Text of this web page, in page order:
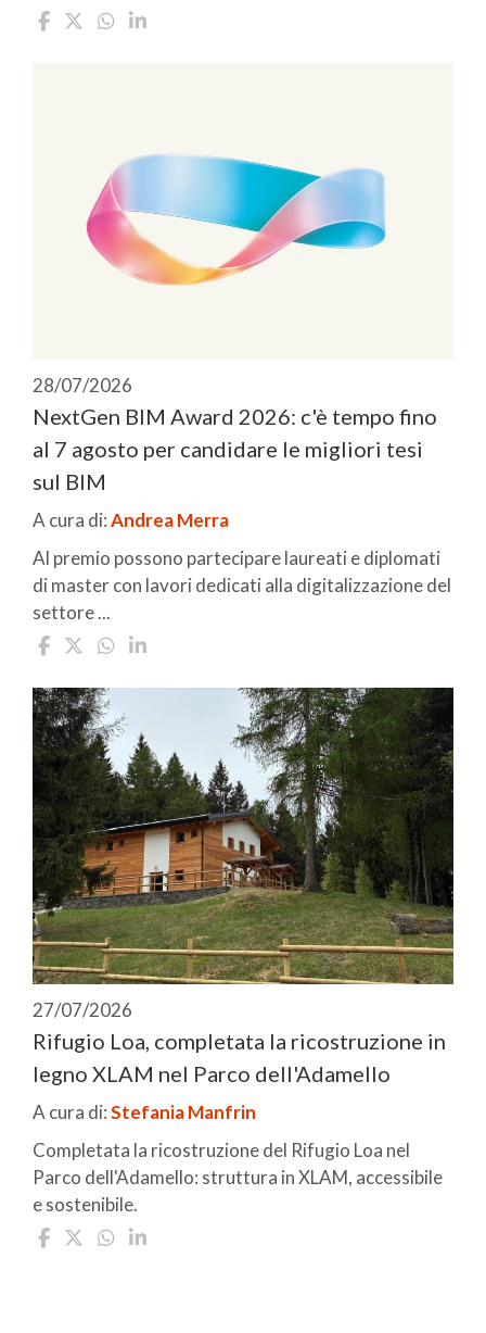
28/07/2026
NextGen BIM Award 2026: c'è tempo fino
al 7 agosto per candidare le migliori tesi
sul BIM
A cura di:Andrea Merra
Al premio possono partecipare laureati e diplomati
di master con lavori dedicati alla digitalizzazione del
settore ...
27/07/2026
Rifugio Loa, completata la ricostruzione in
legno XLAM nel Parco dell'Adamello
A cura di:Stefania Manfrin
Completata la ricostruzione del Rifugio Loa nel
Parco dell'Adamello: struttura in XLAM, accessibile
e sostenibile.